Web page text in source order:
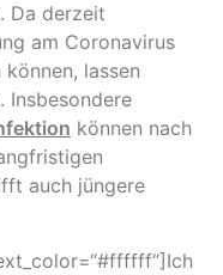
Da derzeit
am Coronavirus
lassen
Insbesondere
können nach
auch jüngere